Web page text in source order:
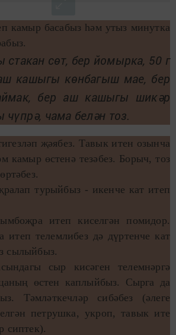
камыр басабыз һәм утыз минутка
стакан сөт, бер йомырка, 50 г
кашыгы көнбагыш мае, бер
бер аш кашыгы шикәр
чама белән тоз.
җәябез. Тавык итен озынча
камыр өстенә тезәбез. Борыч, тоз
турыйбыз - икенче кат итеп
итеп киселгән помидор.
телемлибез дә дүртенче кат
сылыйбыз.
сыр кисәген телемнәргә
өстен каплыйбыз. Сырга да
Тәмләткечләр сибәбез (әлеге
петрушка, укроп, тавык ите
сиптек).